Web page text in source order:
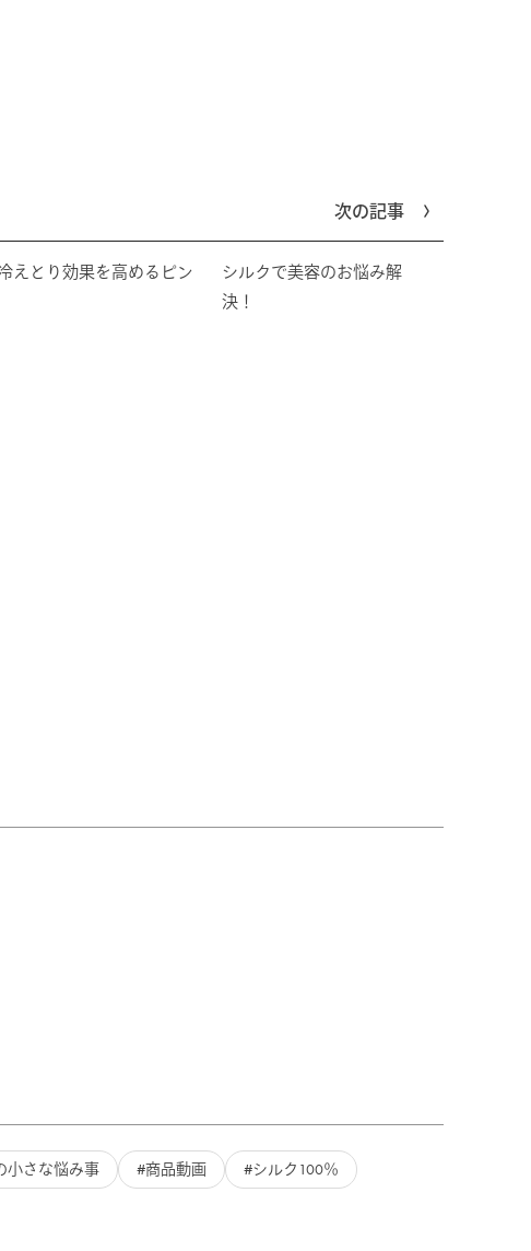
次の記事
シルクで美容のお悩み解
決！
えとり効果を高めるピン
小さな悩み事 商品動画 シルク100％